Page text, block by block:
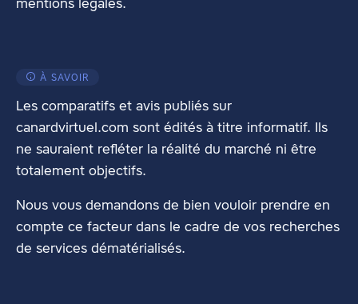
À SAVOIR
Les comparatifs et avis publiés sur
canardvirtuel.com sont édités à titre informatif. Ils
ne sauraient refléter la réalité du marché ni être
totalement objectifs.
Nous vous demandons de bien vouloir prendre en
compte ce facteur dans le cadre de vos recherches
de services dématérialisés.